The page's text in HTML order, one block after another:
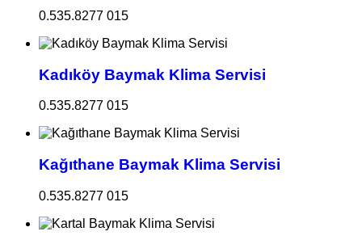
0.535.8277 015
Kadıköy Baymak Klima Servisi
0.535.8277 015
Kağıthane Baymak Klima Servisi
0.535.8277 015